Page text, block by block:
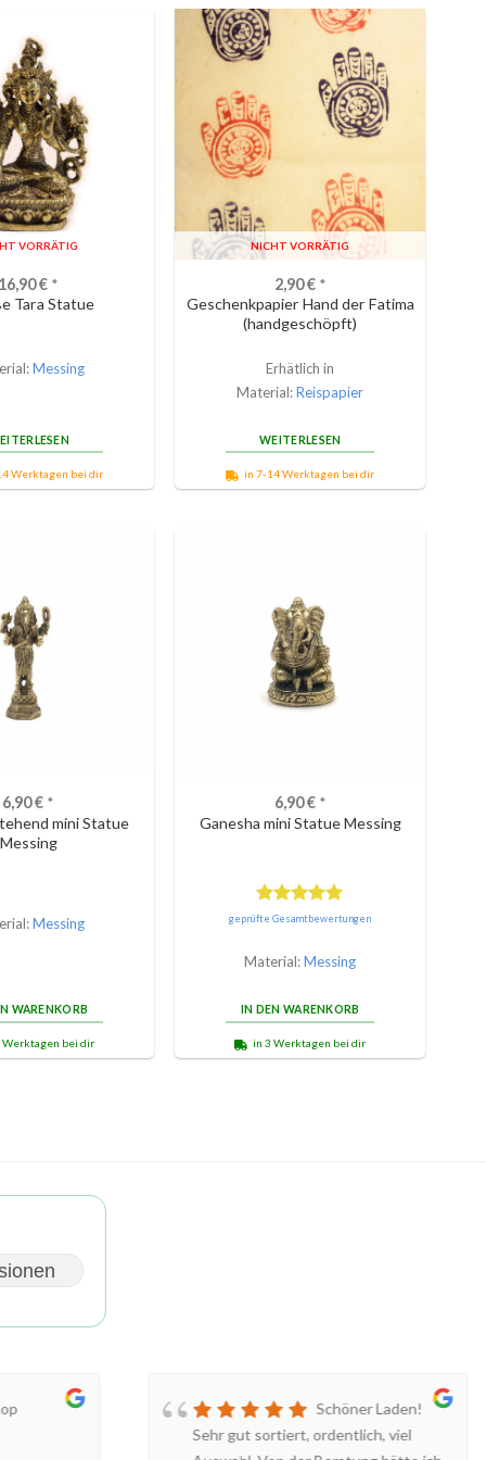
VORRÄTIG
€ *
Tara Statue
Messing
Werktagen bei dir
NICHT VORRÄTIG
2,90€*
Geschenkpapier Hand der Fatima
(handgeschöpft)
Erhätlich in
Material:Reispapier
WEITERLESEN
in 7-14 Werktagen bei dir
6,90€ *
mini Statue
Messing
Messing
WARENKORB
bei dir
6,90€*
Ganesha mini Statue Messing
Bewertet
von 5
geprüfte Gesamtbewertungen
Material:Messing
IN DEN WARENKORB
in 3 Werktagen bei dir
Schöner Laden!
Sehr gut sortiert, ordentlich, viel